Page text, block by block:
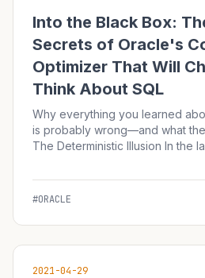
Into the Black Box:
Secrets of Oracle's
Optimizer That Will
Think About SQL
Why everything you learned
is probably wrong—and what
The Deterministic Illusion In the
#ORACLE
2021-04-29